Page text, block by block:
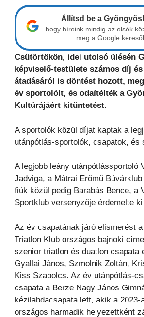
Állítsd be a
hogy híreink mindig az elsők
meg a Google
Csütörtökön, idei utolsó ülésén
képviselő-testülete számos díj
átadásáról is döntést hozott,
év sportolóit, és odaítélték a
Kultúrájáért kitüntetést.
A sportolók közül díjat kaptak a
utánpótlás-sportolók, csapatok, és
A legjobb leány utánpótlássportoló
Jadviga, a Mátrai Erőmű
fiúk közül pedig Barabás Bence, a
Sportklub versenyzője érdemelte
Az év csapatának járó elismerést
Triatlon Klub országos bajnoki
szenior triatlon és duatlon csapata
Gyallai János, Szmolnik Zoltán,
Kiss Szabolcs. Az év utánpótlás-
csapata a Berze Nagy János
kézilabdacsapata lett, akik a 2023-
országos harmadik helyezettként